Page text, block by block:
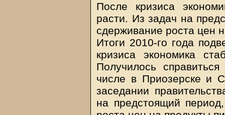
После кризиса
расти. Из задач на
сдерживание роста цен
Итоги 2010-го года
кризиса экономика
Получилось
числе в Приозерске и
заседании
на предстоящий